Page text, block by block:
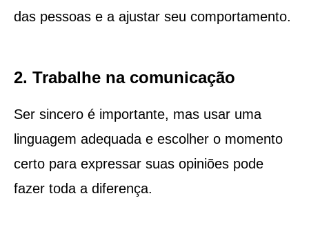
das pessoas e a ajustar seu comportamento.
2. Trabalhe na comunicação
Ser sincero é importante, mas usar uma
linguagem adequada e escolher o momento
certo para expressar suas opiniões pode
fazer toda a diferença.